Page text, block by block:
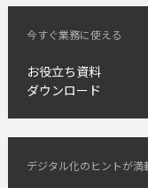
今すぐ業務に使える
お役立ち資料
ダウンロード
デジタル化のヒントが満